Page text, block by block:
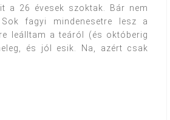
a 26 évesek szoktak. Bár nem
fagyi mindenesetre lesz a
leálltam a teáról (és októberig
és jól esik. Na, azért csak